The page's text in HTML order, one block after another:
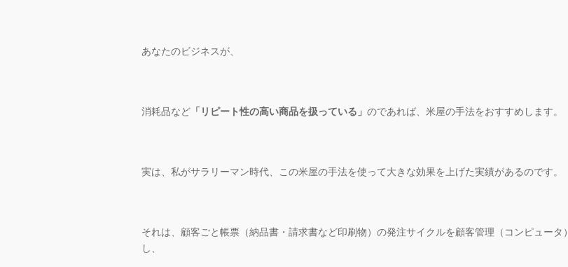
あなたのビジネスが、
消耗品など 「リピート性の高い商品を扱っている」 のであれば、米屋の手法をおすすめします。
実は、私がサラリーマン時代、この米屋の手法を使って大きな効果を上げた実績があるのです。
それは、顧客ごと帳票（納品書・請求書など印刷物）の発注サイクルを顧客管理（コンピュータ）
し、